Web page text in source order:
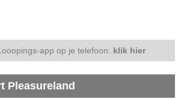
app op je telefoon: klik hier
Pleasureland